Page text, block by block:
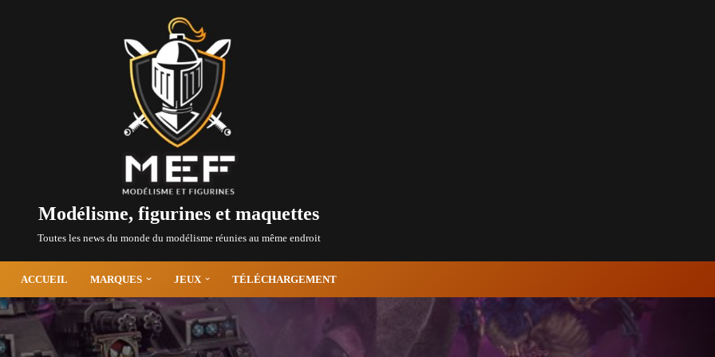
Modélisme, figurines et maquettes
Toutes les news du monde du modélisme réunies au même endroit
ACCUEIL MARQUES JEUX TÉLÉCHARGEMENT